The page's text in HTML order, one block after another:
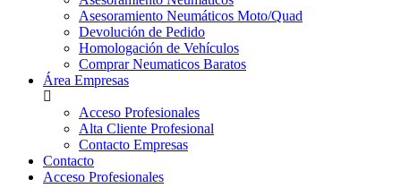
Asesoramiento Neumáticos Moto/Quad
Devolución de Pedido
Homologación de Vehículos
Comprar Neumaticos Baratos
Área Empresas
Acceso Profesionales
Alta Cliente Profesional
Contacto Empresas
Contacto
Acceso Profesionales